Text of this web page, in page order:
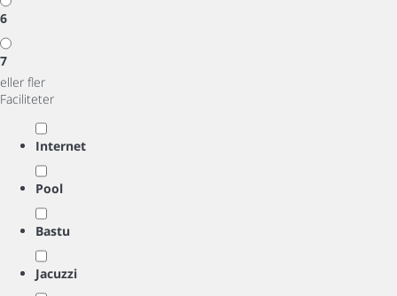
6
7
eller fler
Faciliteter
Internet
Pool
Bastu
Jacuzzi